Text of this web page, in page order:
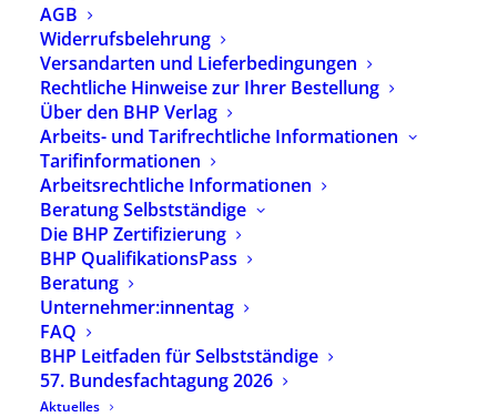
AGB
Widerrufsbelehrung
Versandarten und Lieferbedingungen
Rechtliche Hinweise zur Ihrer Bestellung
Über den BHP Verlag
Arbeits- und Tarifrechtliche Informationen
Tarifinformationen
Arbeitsrechtliche Informationen
Beratung Selbstständige
Die BHP Zertifizierung
BHP QualifikationsPass
Beratung
Unternehmer:innentag
FAQ
BHP Leitfaden für Selbstständige
57. Bundesfachtagung 2026
Aktuelles
Leistungen der Eingliederungshilfe für
bereits eingeschulte Kinder mit
körperlichen und/oder geistigen
Behinderungen - Zuständigkeiten
Anspruchsvoraussetzungen und
Leistungsumfang
Ort: Online
Datum:
29.09.2026 – 13.10.2026
Anmeldeschluss: 28.08.2026
Plätze verfügbar
Referent:innen: